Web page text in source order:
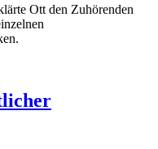
Ott den Zuhörenden